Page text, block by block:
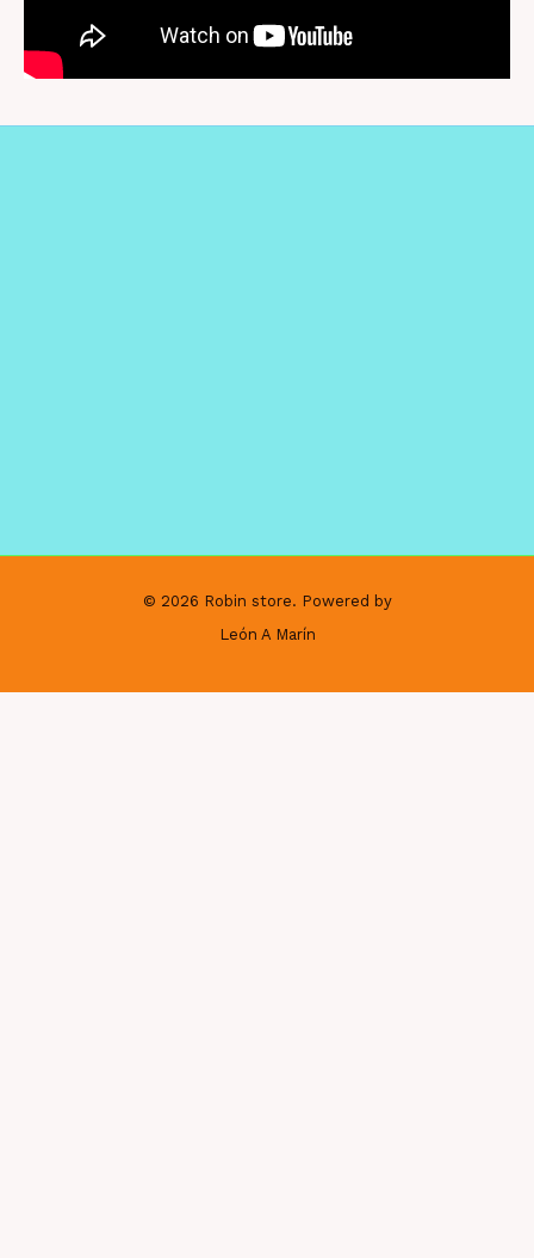
© 2026 Robin store. Powered by
León A Marín